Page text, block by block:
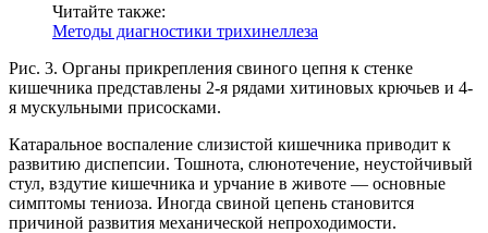
Читайте также:
Методы диагностики трихинеллеза
Рис. 3. Органы прикрепления свиного цепня к стенке
кишечника представлены 2-я рядами хитиновых крючьев и 4-
я мускульными присосками.
Катаральное воспаление слизистой кишечника приводит к
развитию диспепсии. Тошнота, слюнотечение, неустойчивый
стул, вздутие кишечника и урчание в животе — основные
симптомы тениоза. Иногда свиной цепень становится
причиной развития механической непроходимости.